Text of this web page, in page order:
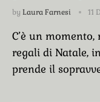
by Laura Farnesi 11
C’è un
regali di Natale,
prende il